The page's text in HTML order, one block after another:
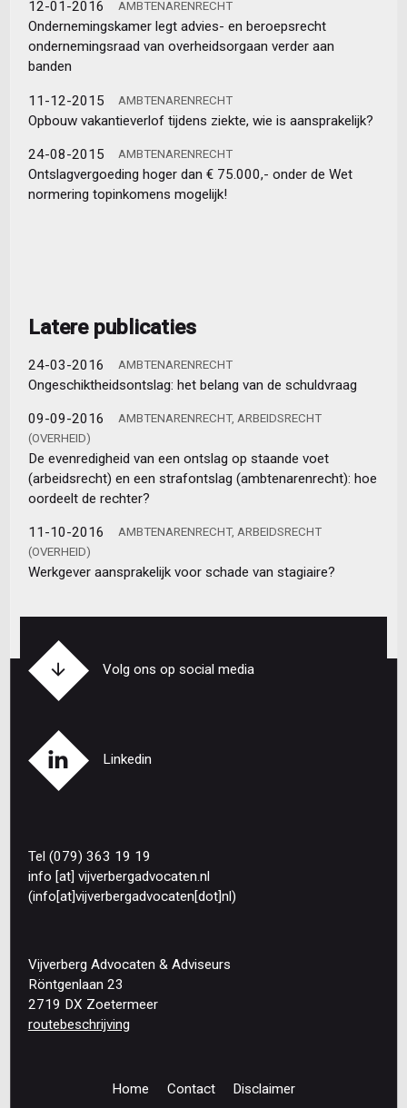
12-01-2016 AMBTENARENRECHT
Ondernemingskamer legt advies- en beroepsrecht
ondernemingsraad van overheidsorgaan verder aan
banden
11-12-2015 AMBTENARENRECHT
Opbouw vakantieverlof tijdens ziekte, wie is aansprakelijk?
24-08-2015 AMBTENARENRECHT
Ontslagvergoeding hoger dan € 75.000,- onder de Wet
normering topinkomens mogelijk!
Latere publicaties
24-03-2016 AMBTENARENRECHT
Ongeschiktheidsontslag: het belang van de schuldvraag
09-09-2016
AMBTENARENRECHT, ARBEIDSRECHT
(OVERHEID)
De evenredigheid van een ontslag op staande voet
(arbeidsrecht) en een strafontslag (ambtenarenrecht): hoe
oordeelt de rechter?
11-10-2016
AMBTENARENRECHT, ARBEIDSRECHT
(OVERHEID)
Werkgever aansprakelijk voor schade van stagiaire?
Volg ons op social media
Linkedin
Tel (079) 363 19 19
info [at] vijverbergadvocaten.nl
(info[at]vijverbergadvocaten[dot]nl)
Vijverberg Advocaten & Adviseurs
Röntgenlaan 23
2719 DX Zoetermeer
routebeschrijving
Home Contact Disclaimer